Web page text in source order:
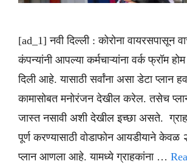
[ad_1] नवी दिल्ली : कोरोना वायरसपासून
कंपन्यांनी आपल्या कर्मचाऱ्यांना वर्क फ्रॉम
दिली आहे. यासाठी सर्वांना असा डेटा प्लान
कामासोबत मनोरंजन देखील करेल. तसेच
जास्त नसावी अशी देखील इच्छा असते.
पूर्ण करण्यासाठी वोडाफोन आयडीयाने केवळ
प्लान आणला आहे. यामध्ये ग्राहकांना …